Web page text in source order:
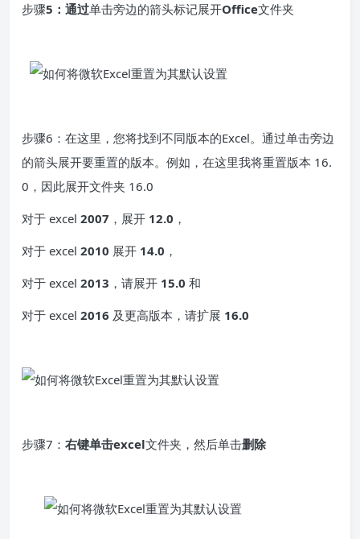
步骤5：通过单击旁边的箭头标记展开Office文件夹
步骤6：在这里，您将找到不同版本的Excel。通过单击旁边
的箭头展开要重置的版本。例如，在这里我将重置版本 16.
0，因此展开文件夹 16.0
对于 excel 2007 ，展开 12.0 ，
对于 excel 2010 展开 14.0 ，
对于 excel 2013 ，请展开 15.0 和
对于 excel 2016 及更高版本，请扩展 16.0
步骤7： 右键单击excel文件夹，然后单击删除